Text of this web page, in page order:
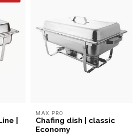
|
MAX PRO
Chafing dish | classic
Economy